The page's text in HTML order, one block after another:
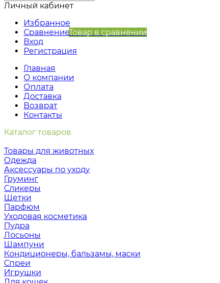
Личный кабинет
Избранное
СравнениеТовар в сравнении
Вход
Регистрация
Главная
О компании
Оплата
Доставка
Возврат
Контакты
Каталог товаров
Товары для животных
Одежда
Аксессуары по уходу
Груминг
Сликеры
Щетки
Парфюм
Уходовая косметика
Пудра
Лосьоны
Шампуни
Кондиционеры, бальзамы, маски
Спреи
Игрушки